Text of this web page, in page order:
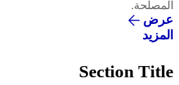
المصلحة.
عرض
المزيد
Section Title